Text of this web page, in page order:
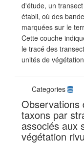
d'étude, un
établi, où des
marquées sur le
Cette couche
le tracé des
unités de
Categories
Observations
taxons par
associés aux
végétation